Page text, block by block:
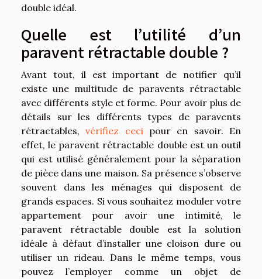
double idéal.
Quelle est l’utilité d’un
paravent rétractable double ?
Avant tout, il est important de notifier qu’il
existe une multitude de paravents rétractable
avec différents style et forme. Pour avoir plus de
détails sur les différents types de paravents
rétractables,vérifiez cecipour en savoir. En
effet, le paravent rétractable double est un outil
qui est utilisé généralement pour la séparation
de pièce dans une maison. Sa présence s’observe
souvent dans les ménages qui disposent de
grands espaces. Si vous souhaitez moduler votre
appartement pour avoir une intimité, le
paravent rétractable double est la solution
idéale à défaut d’installer une cloison dure ou
utiliser un rideau. Dans le même temps, vous
pouvez l’employer comme un objet de